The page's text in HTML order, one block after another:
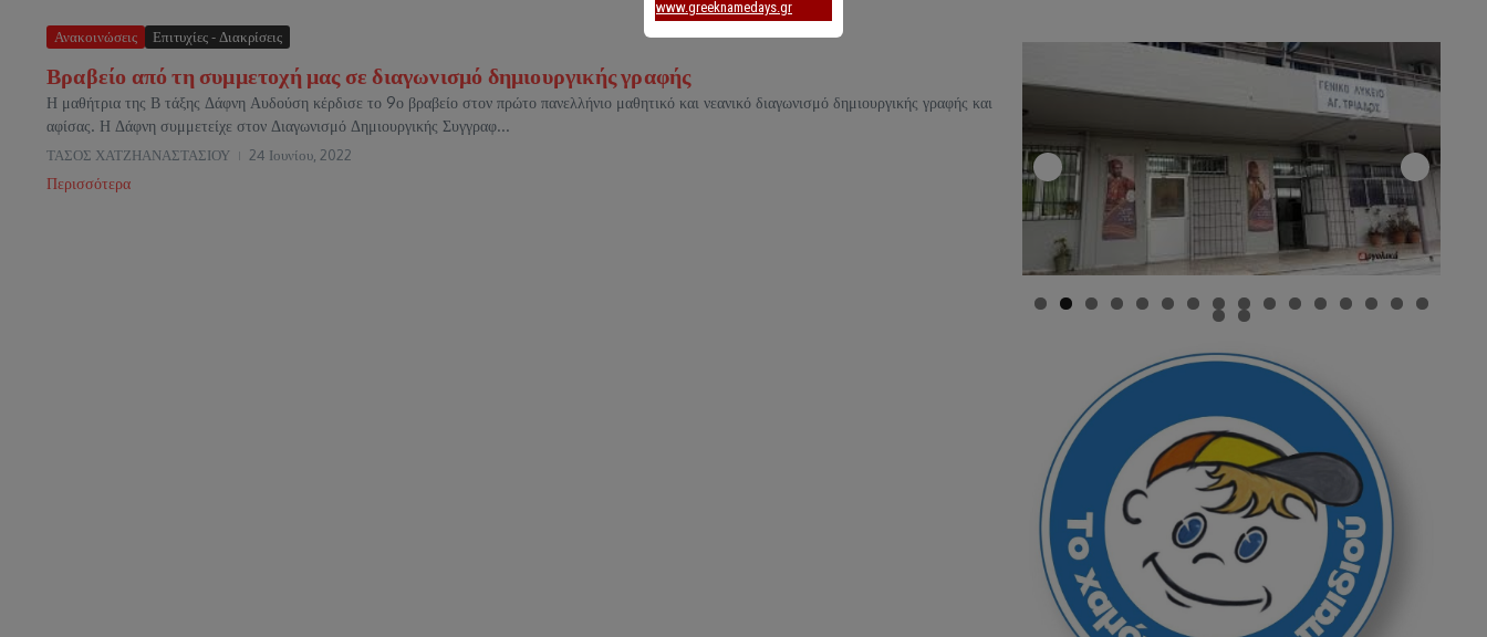
Ανακοινώσεις Επιτυχίες - Διακρίσεις
Βραβείο από τη συμμετοχή μας σε διαγωνισμό δημιουργικής γραφής
Η μαθήτρια της Β τάξης Δάφνη Αυδούση κέρδισε το 9ο βραβείο στον πρώτο πανελλήνιο μαθητικό και νεανικό διαγωνισμό δημιουργικής γραφής και
αφίσας. Η Δάφνη συμμετείχε στον Διαγωνισμό Δημιουργικής Συγγραφ...
ΤΑΣΟΣ ΧΑΤΖΗΑΝΑΣΤΑΣΙΟΥ 24 Ιουνίου, 2022
Περισσότερα